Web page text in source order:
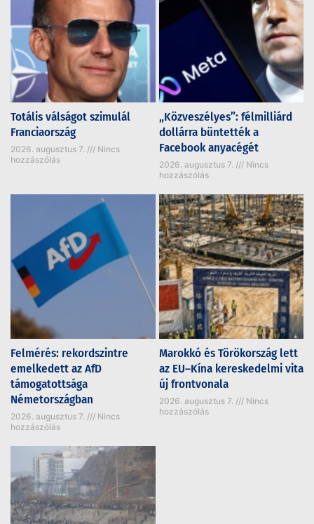
Totális válságot szimulál
Franciaország
2026. augusztus 7.
Nincs
hozzászólás
„Közveszélyes”: félmilliárd
dollárra büntették a
Facebook anyacégét
2026. augusztus 7.
Nincs
hozzászólás
Felmérés: rekordszintre
emelkedett az AfD
támogatottsága
Németországban
2026. augusztus 7.
Nincs
hozzászólás
Marokkó és Törökország lett
az EU–Kína kereskedelmi vita
új frontvonala
2026. augusztus 7.
Nincs
hozzászólás